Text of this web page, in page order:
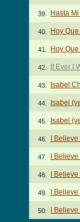
39. Hasta
40. Hoy
41. Hoy
42. If Ever I
43. Isabel
44. Isabel
45. Isabel
46. I
47. I
48. I
49. I
50. I